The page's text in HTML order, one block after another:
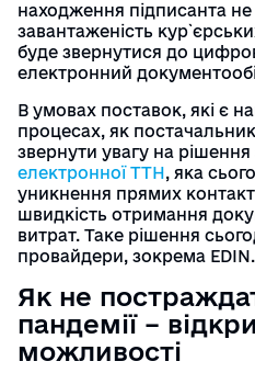
находження підписанта не
завантаженість
буде звернутися до
електронний
В умовах поставок, які є
процесах, як
звернути увагу на
електронної ТТН, яка
уникнення прямих
швидкість отримання
витрат. Таке рішення
провайдери, зокрема EDIN.
Як не
пандемії –
можливості